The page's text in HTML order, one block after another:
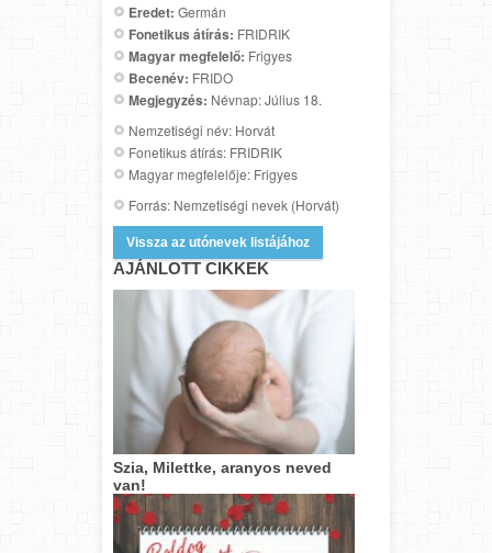
Eredet: Germán
Fonetikus átírás: FRIDRIK
Magyar megfelelő: Frigyes
Becenév: FRIDO
Megjegyzés: Névnap: Július 18.
Nemzetiségi név: Horvát
Fonetikus átírás: FRIDRIK
Magyar megfelelője: Frigyes
Forrás: Nemzetiségi nevek (Horvát)
Vissza az utónevek listájához
AJÁNLOTT CIKKEK
Szia, Milettke, aranyos neved
van!